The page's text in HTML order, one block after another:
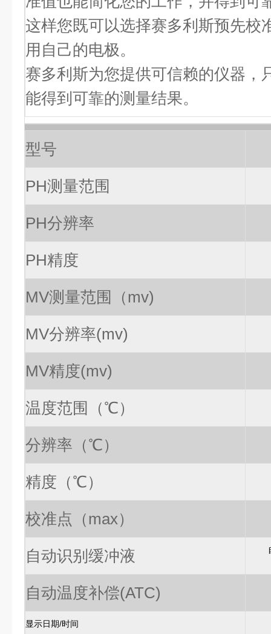
这样您既可以选择赛多利斯预先校
用自己的电极。
赛多利斯为您提供可信赖的仪器，
能得到可靠的测量结果。
型号
PH测量范围
PH分辨率
PH精度
MV测量范围（mv)
MV分辨率(mv)
MV精度(mv)
温度范围 （℃）
分辨率 （℃）
精度 （℃）
校准点（max）
自动识别缓冲液
自动温度补偿(ATC)
显示日期/时间